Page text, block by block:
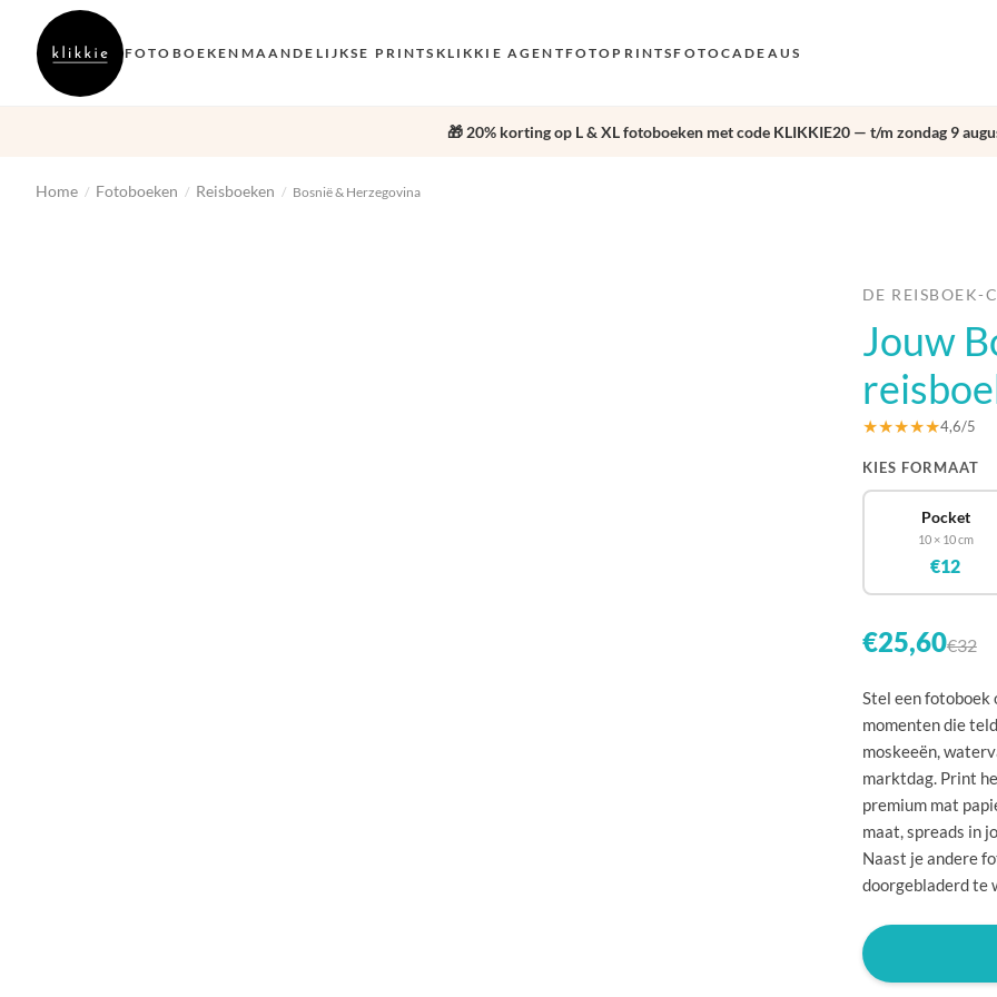
FOTOBOEKEN MAANDELIJKSE PRINTS KLIKKIE AGENTFOTOPRINTSFOTOCADEAUS
FR
🇨🇾
🎁 20% korting op L & XL fotoboeken met code KLIKKIE20 — t/m zondag 9
Home / Fotoboeken / Reisboeken / Bosnië & Herzegovina
DE REISBOEK-
Jouw
★★★★★4,6/5
KIES FORMAAT
Pocket
10 × 10 cm
€12
€25,60€32
Stel een fotoboek
momenten die
moskeeën,
marktdag. Print
premium mat
maat, spreads in
Naast je andere
doorgebladerd te